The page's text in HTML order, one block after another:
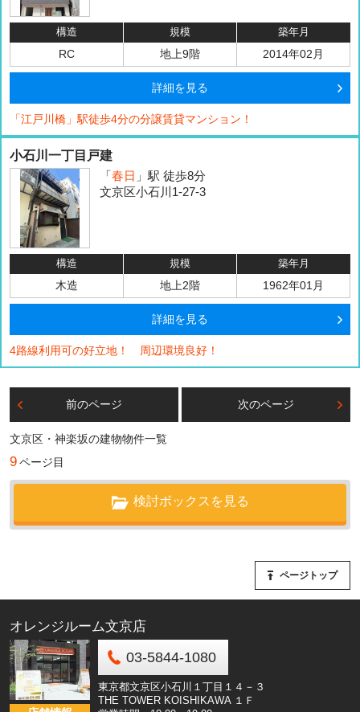
構造 規模 築年月
RC 地上9階 2014年02月
詳細を見る
「江戸川橋」駅徒歩4分の分譲賃貸マンション！
小石川一丁目戸建
「 春日 」駅 徒歩8分
文京区小石川1-27-3
構造 規模 築年月
木造 地上2階 1962年01月
詳細を見る
4路線利用可の好立地！ 周辺環境良好！
前のページ 次のページ
文京区・神楽坂の建物物件一覧
9ページ目
検討ボックスを見る
ページトップ
オレンジルーム文京店
03-5844-1080
東京都文京区小石川１丁目１４－３
THE TOWER KOISHIKAWA １Ｆ